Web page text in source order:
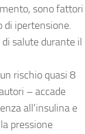
sono fattori
di ipertensione.
salute durante il
rischio quasi 8
– accade
all'insulina e
pressione